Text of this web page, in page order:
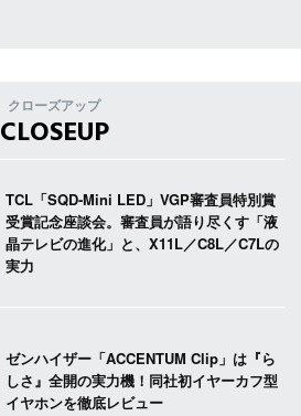
クローズアップ
CLOSEUP
TCL「SQD-Mini LED」VGP審査員特別賞
受賞記念座談会。審査員が語り尽くす「液
晶テレビの進化」と、X11L／C8L／C7Lの
実力
ゼンハイザー「ACCENTUM Clip」は『ら
しさ』全開の実力機！同社初イヤーカフ型
イヤホンを徹底レビュー